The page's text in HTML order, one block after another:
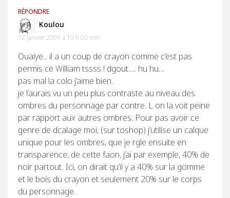
RÉPONDRE
Koulou
12 janvier 2009 à 10 h 00 min
Ouaiye.. il a un coup de crayon comme c’est pas
permis ce William tssss ! dgout…. hu hu…
pas mal la colo j’aime bien.
je l’aurais vu un peu plus contraste au niveau des
ombres du personnage par contre. L on la voit peine
par rapport aux autres ombres. Pour pas avoir ce
genre de dcalage moi, (sur toshop) j’utilise un calque
unique pour les ombres, que je rgle ensuite en
transparence, de cette faon, j’ai par exemple, 40% de
noir partout. Ici, on dirait qu’il y a 40% sur la gomme
et le bois du crayon et seulement 20% sur le corps
du personnage.